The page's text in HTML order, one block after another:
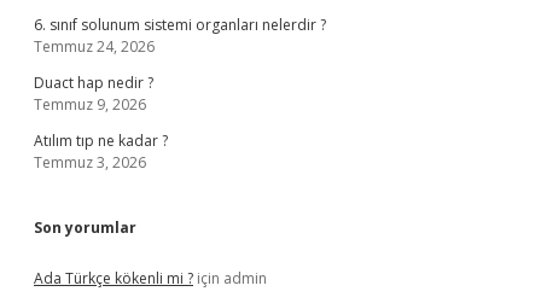
6. sınıf solunum sistemi organları nelerdir ?
Temmuz 24, 2026
Duact hap nedir ?
Temmuz 9, 2026
Atılım tıp ne kadar ?
Temmuz 3, 2026
Son yorumlar
Ada Türkçe kökenli mi ? için admin